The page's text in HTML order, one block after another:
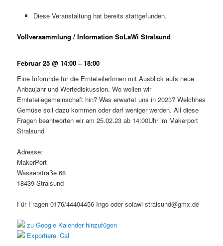
Diese Veranstaltung hat bereits stattgefunden.
Vollversammlung / Information SoLaWi Stralsund
Februar 25@14:00–18:00
Eine Inforunde für die ErnteteilerInnen mit Ausblick aufs neue
Anbaujahr und Wertediskussion. Wo wollen wir
Ernteteilegemeinschaft hin? Was erwartet uns in 2023? Welchhes
Gemüse soll dazu kommen oder darf weniger werden. All diese
Fragen beantworten wir am 25.02.23 ab 14:00Uhr im Makerport
Stralsund
Adresse:
MakerPort
Wasserstraße 68
18439 Stralsund
Für Fragen 0176/44404456 Ingo oder solawi-stralsund@gmx.de
zu Google Kalender hinzufügen
Exportiere iCal